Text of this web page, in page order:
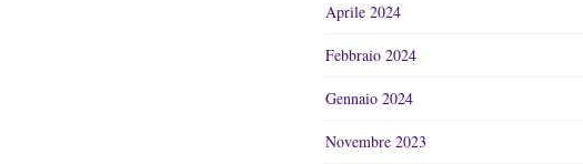
Aprile 2024
Febbraio 2024
Gennaio 2024
Novembre 2023